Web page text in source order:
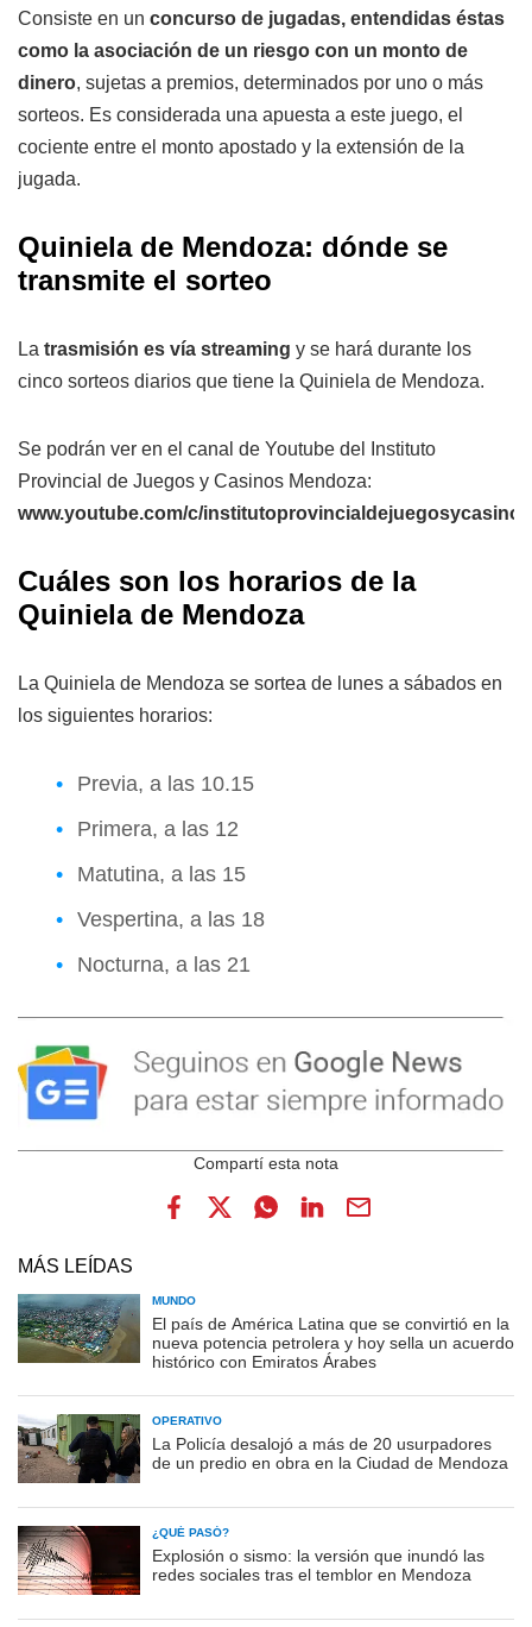
Consiste en un concurso de jugadas, entendidas éstas
como la asociación de un riesgo con un monto de
dinero, sujetas a premios, determinados por uno o más
sorteos. Es considerada una apuesta a este juego, el
cociente entre el monto apostado y la extensión de la
jugada.
Quiniela de Mendoza: dónde se
transmite el sorteo
La trasmisión es vía streaming y se hará durante los
cinco sorteos diarios que tiene la Quiniela de Mendoza.
Se podrán ver en el canal de Youtube del Instituto
Provincial de Juegos y Casinos Mendoza:
www.youtube.com/c/
Cuáles son los horarios de la
Quiniela de Mendoza
La Quiniela de Mendoza se sortea de lunes a sábados en
los siguientes horarios:
Previa, a las 10.15
Primera, a las 12
Matutina, a las 15
Vespertina, a las 18
Nocturna, a las 21
MÁS LEÍDAS
MUNDO
El país de América Latina que se convirtió en la
nueva potencia petrolera y hoy sella un acuerdo
histórico con Emiratos Árabes
OPERATIVO
La Policía desalojó a más de 20 usurpadores
de un predio en obra en la Ciudad de Mendoza
¿QUÉ PASÓ?
Explosión o sismo: la versión que inundó las
redes sociales tras el temblor en Mendoza